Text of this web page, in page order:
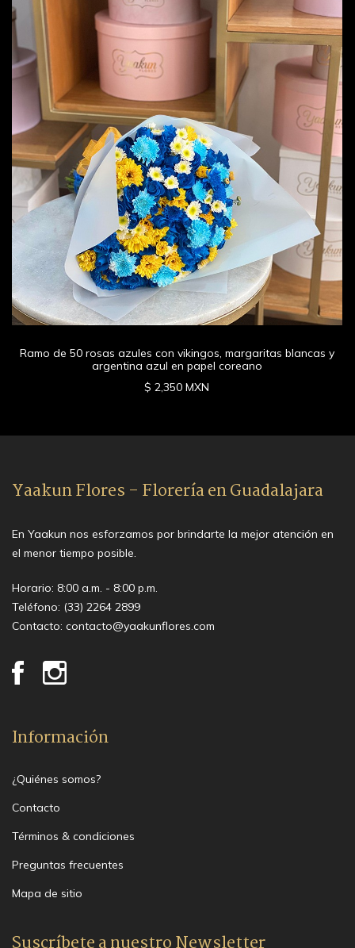
Ramo de 50 rosas azules con vikingos, margaritas blancas y
argentina azul en papel coreano
$ 2,350 MXN
Yaakun Flores - Florería en Guadalajara
En Yaakun nos esforzamos por brindarte la mejor atención en
el menor tiempo posible.
Horario: 8:00 a.m. - 8:00 p.m.
Teléfono: (33) 2264 2899
Contacto: contacto@yaakunflores.com
Información
¿Quiénes somos?
Contacto
Términos & condiciones
Preguntas frecuentes
Mapa de sitio